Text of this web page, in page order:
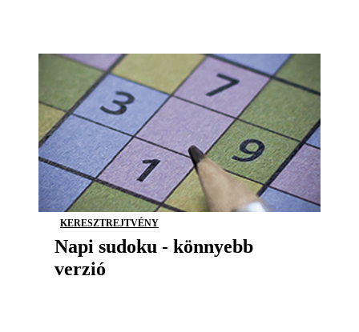
KERESZTREJTVÉNY
Napi sudoku - könnyebb
verzió